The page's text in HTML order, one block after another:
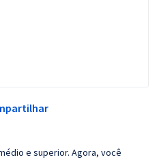
e superior. Agora, você